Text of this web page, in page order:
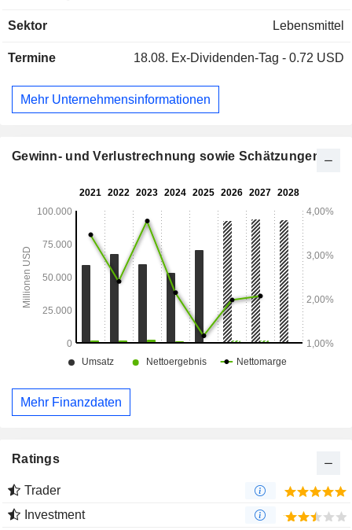
und -raffinierung ist ein global integriertes Geschäftsfeld, das
Transport, der Verarbeitung, dem Vertrieb, der Raffinierung,
sojabohnenbezogenen Produkten sowie der Produktion und
dem Vertrieb von Biodiesel und Düngemitteln befasst. Das
dem Einkauf, der Lagerung, dem Transport, der
befasst, ebenso wie mit der Produktion und dem Vertrieb
Sektor Lebensmittel
Termine 18.08. Ex-Dividenden-Tag - 0.72 USD
Mehr Unternehmensinformationen
Gewinn- und Verlustrechnung sowie Schätzungen
Mehr Finanzdaten
Ratings
Trader
Investment